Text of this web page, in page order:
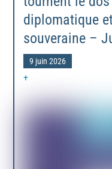
diplomatique
souveraine –
9 juin 2026
+